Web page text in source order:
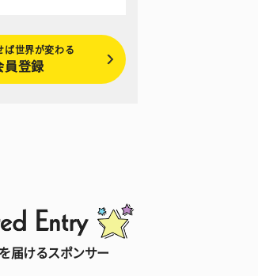
ば世界が変わる
員登録
届けるスポンサー